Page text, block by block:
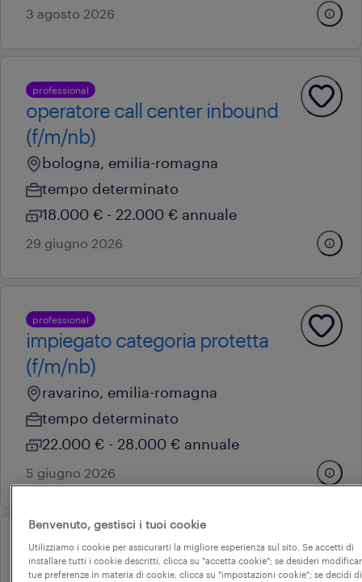
3 agosto 2026
professional
operatore call center inbound
(f/m/nb)
bologna, emilia-romagna
tempo determinato
18.000 € - 22.000 € annuale
29 giugno 2026
professional
impiegato categoria protetta
(f/m/nb)
ravarino, emilia-romagna
tempo determinato
22.000 € - 28.000 € annuale
5 giugno 2026
professional
web marketing specialist
Benvenuto, gestisci i tuoi cookie
Utilizziamo i cookie per assicurarti la migliore esperienza sul sito. Se accetti di
installare tutti i cookie descritti, clicca su "accetta cookie"; se desideri
tue preferenze in materia di cookie, clicca su "impostazioni cookie"; se decidi di